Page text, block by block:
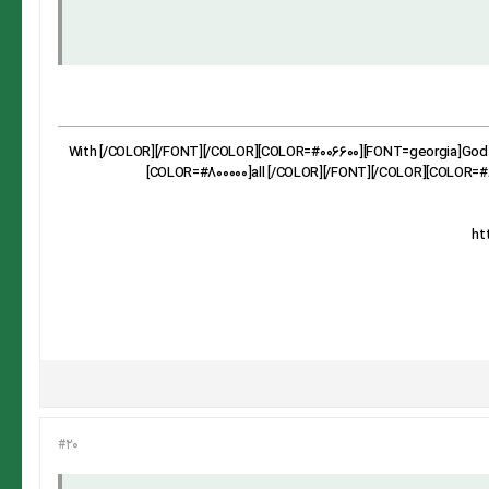
[CENTER][B][SIZE=5][COLOR=#006600][FONT=georgia][COLOR=#800000]!With [/COLOR][/FONT][/
[COLOR=#800000]all [/COLOR][/FONT][/
#20